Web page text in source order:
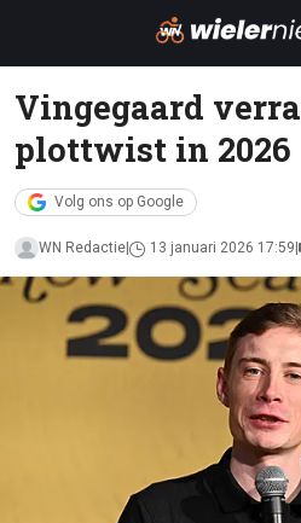
Vingegaard
plottwist in 2026
Volg ons op Google
WN Redactie 13 januari 2026 17:59